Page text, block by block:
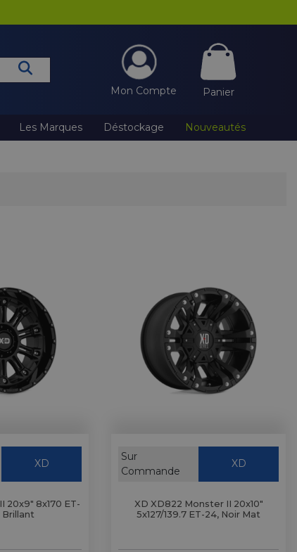
Mon Compte Panier
Les Marques Déstockage Nouveautés
XD
20x9" 8x170 ET-
Brillant
Sur
Commande
XD
XD XD822 Monster II 20x10"
5x127/139.7 ET-24, Noir Mat